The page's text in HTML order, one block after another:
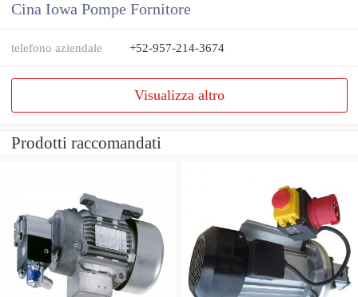
Cina Iowa Pompe Fornitore
telefono aziendale +52-957-214-3674
Visualizza altro
Prodotti raccomandati